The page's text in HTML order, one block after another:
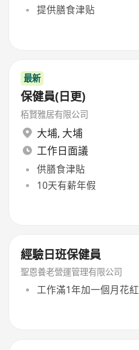
提供膳食津贴
最新
保健員(日更)
栢賢雅居有限公司
大埔, 大埔
工作日面議
供膳食津貼
10天有薪年假
經驗日班保健員
聖恩養老營運管理有限公司
工作滿1年加一個月花紅